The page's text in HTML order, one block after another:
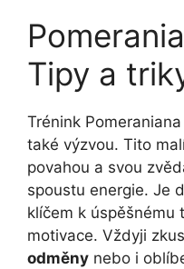
Tipy a
Trénink
také výzvou. Tito
povahou a svou
spoustu energie. Je
klíčem k úspěšnému
motivace. Vždyji
odměny nebo i